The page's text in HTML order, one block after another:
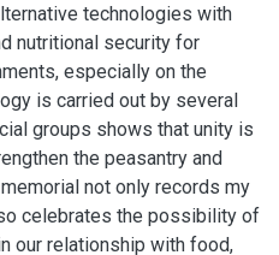
technologies with
nutritional security for
especially on the
is carried out by several
groups shows that unity is
the peasantry and
not only records my
celebrates the possibility of
our relationship with food,